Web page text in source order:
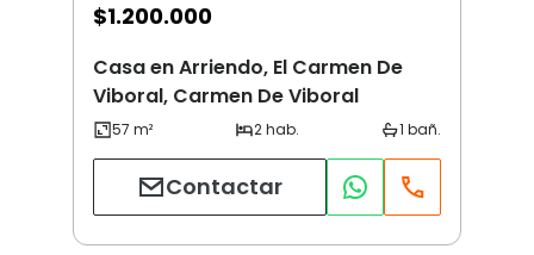
$1.200.000
Casa en Arriendo, El Carmen De
Viboral, Carmen De Viboral
Contactar